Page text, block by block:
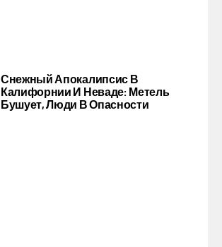
Снежный Апокалипсис В
Калифорнии И Неваде: Метель
Бушует, Люди В Опасности